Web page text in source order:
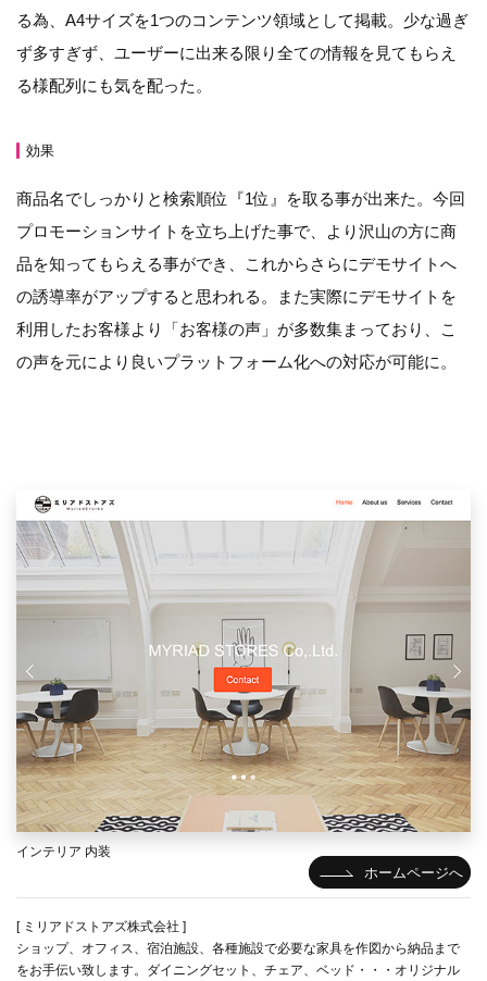
る為、A4サイズを1つのコンテンツ領域として掲載。少な過ぎ
ず多すぎず、ユーザーに出来る限り全ての情報を見てもらえ
る様配列にも気を配った。
効果
商品名でしっかりと検索順位『1位』を取る事が出来た。今回
プロモーションサイトを立ち上げた事で、より沢山の方に商
品を知ってもらえる事ができ、これからさらにデモサイトへ
の誘導率がアップすると思われる。また実際にデモサイトを
利用したお客様より「お客様の声」が多数集まっており、こ
の声を元により良いプラットフォーム化への対応が可能に。
ホームページへ
インテリア 内装
[ ミリアドストアズ株式会社 ]
ショップ、オフィス、宿泊施設、各種施設で必要な家具を作図から納品まで
をお手伝い致します。ダイニングセット、チェア、ベッド・・・オリジナル